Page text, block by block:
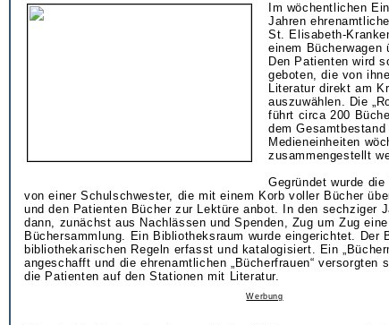
Im wöchentlichen
Jahren
St. Elisabeth-
einem Bücherwagen
Den Patienten wird
geboten, die von
Literatur direkt am
auszuwählen. Die
führt circa 200
dem
Medieneinheiten
zusammengestellt
Gegründet wurde
von einer Schulschwester, die mit einem Korb voller Bücher
und den Patienten Bücher zur Lektüre anbot. In den sechziger
dann, zunächst aus Nachlässen und Spenden, Zug um Zug eine
Büchersammlung. Ein Bibliotheksraum wurde eingerichtet. Der
bibliothekarischen Regeln erfasst und katalogisiert. Ein
angeschafft und die ehrenamtlichen „Bücherfrauen“ versorgten
die Patienten auf den Stationen mit Literatur.
Werbung